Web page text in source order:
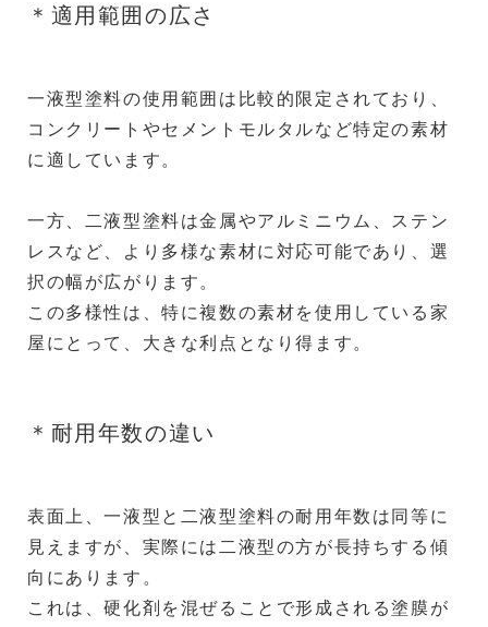
＊適用範囲の広さ
一液型塗料の使用範囲は比較的限定されており、
コンクリートやセメントモルタルなど特定の素材
に適しています。
一方、二液型塗料は金属やアルミニウム、ステン
レスなど、より多様な素材に対応可能であり、選
択の幅が広がります。
この多様性は、特に複数の素材を使用している家
屋にとって、大きな利点となり得ます。
＊耐用年数の違い
表面上、一液型と二液型塗料の耐用年数は同等に
見えますが、実際には二液型の方が長持ちする傾
向にあります。
これは、硬化剤を混ぜることで形成される塗膜が